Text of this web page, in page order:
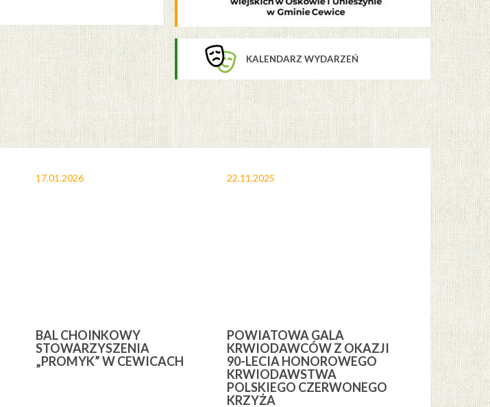
KALENDARZ WYDARZEŃ
17.01.2026
BAL CHOINKOWY
STOWARZYSZENIA
„PROMYK” W CEWICACH
22.11.2025
POWIATOWA GALA
KRWIODAWCÓW Z OKAZJI
90-LECIA HONOROWEGO
KRWIODAWSTWA
POLSKIEGO CZERWONEGO
KRZYŻA
12.11.2025
OBCHODY
ŚWIĘTA
GMINIE